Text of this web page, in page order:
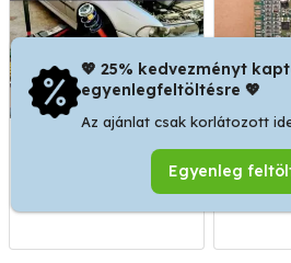
autó ültetés.,.
💖 25% kedvezményt
egyenlegfeltöltésre 💖
Az ajánlat csak korlátozott
Egyenleg